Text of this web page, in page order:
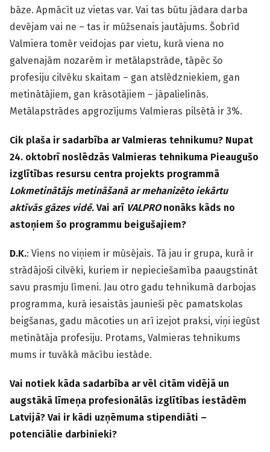
bāze. Apmācīt uz vietas var. Vai tas būtu jādara darba
devējam vai ne – tas ir mūžsenais jautājums. Šobrīd
Valmiera tomēr veidojas par vietu, kurā viena no
galvenajām nozarēm ir metālapstrāde, tāpēc šo
profesiju cilvēku skaitam – gan atslēdzniekiem, gan
metinātājiem, gan krāsotājiem – jāpalielinās.
Metālapstrādes apgrozījums Valmieras pilsētā ir 3%.
Cik plaša ir sadarbība ar Valmieras tehnikumu? Nupat
24. oktobrī noslēdzās Valmieras tehnikuma Pieaugušo
izglītības resursu centra projekts programmā
Lokmetinātājs metināšanā ar mehanizēto iekārtu
aktīvās gāzes vidē. Vai arī VALPROnonāks kāds no
astoņiem šo programmu beigušajiem?
D.K.: Viens no viņiem ir mūsējais. Tā jau ir grupa, kurā ir
strādājoši cilvēki, kuriem ir nepieciešamība paaugstināt
savu prasmju līmeni. Jau otro gadu tehnikumā darbojas
programma, kurā iesaistās jaunieši pēc pamatskolas
beigšanas, gadu mācoties un arī izejot praksi, viņi iegūst
metinātāja profesiju. Protams, Valmieras tehnikums
mums ir tuvākā mācību iestāde.
Vai notiek kāda sadarbība ar vēl citām vidējā un
augstākā līmeņa profesionālās izglītības iestādēm
Latvijā? Vai ir kādi uzņēmuma stipendiāti –
potenciālie darbinieki?